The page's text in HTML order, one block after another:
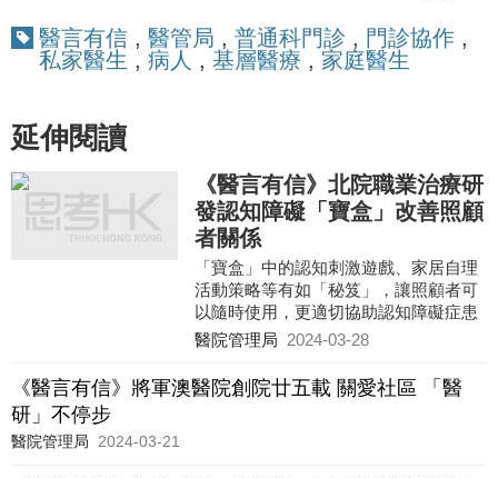
醫言有信 , 醫管局 , 普通科門診 , 門診協作 ,
私家醫生 , 病人 , 基層醫療 , 家庭醫生
延伸閱讀
《醫言有信》北院職業治療研
發認知障礙「寶盒」改善照顧
者關係
「寶盒」中的認知刺激遊戲、家居自理
活動策略等有如「秘笈」，讓照顧者可
以隨時使用，更適切協助認知障礙症患
者重拾自理能力。 認知障礙症是一種腦
醫院管理局 2024-03-28
《醫言有信》將軍澳醫院創院廿五載 關愛社區 「醫
研」不停步
醫院管理局 2024-03-21